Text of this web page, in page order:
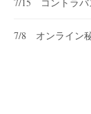
7/8 オンライン